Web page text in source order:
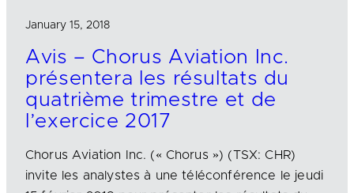
January 15, 2018
Avis – Chorus Aviation Inc.
présentera les résultats du
quatrième trimestre et de
l’exercice 2017
Chorus Aviation Inc. (« Chorus ») (TSX: CHR)
invite les analystes à une téléconférence le jeudi